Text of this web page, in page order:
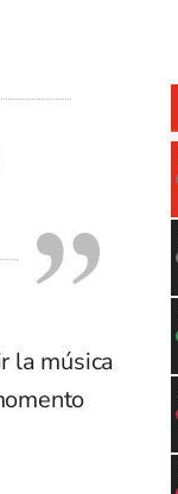
la música